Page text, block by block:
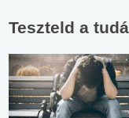
Teszteld a